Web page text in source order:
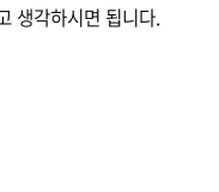
각하시면 됩니다.